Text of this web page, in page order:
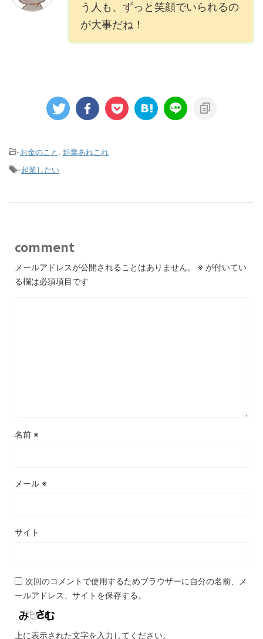
う人も、ずっと笑顔でいられるの
が大事だね！
-お金のこと
起業あれこれ
-起業したい
comment
メールアドレスが公開されることはありません。 ※ が付いてい
る欄は必須項目です
名前 ※
メール ※
サイト
次回のコメントで使用するためブラウザーに自分の名前、メ
ールアドレス、サイトを保存する。
上に表示された文字を入力してください。